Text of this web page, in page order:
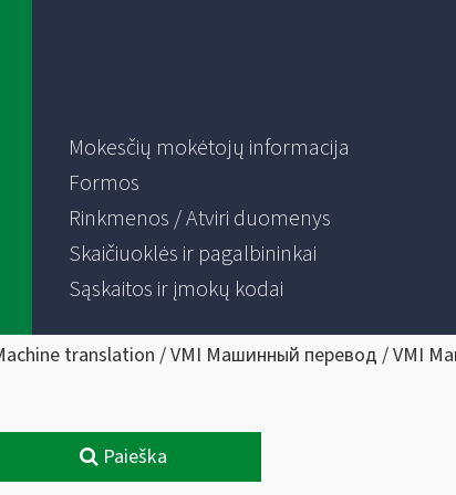
Mokesčių mokėtojų informacija
Formos
Rinkmenos / Atviri duomenys
Skaičiuoklės ir pagalbininkai
Sąskaitos ir įmokų kodai
translation / VMI Машинный перевод / VMI
Paieška